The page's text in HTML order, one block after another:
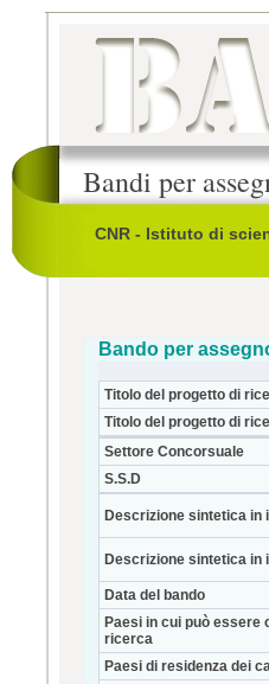
Bandi per
CNR - Istituto di
Bando per
Titolo del progetto di
Titolo del progetto di
Settore Concorsuale
S.S.D
Descrizione sintetica in
Descrizione sintetica in
Data del bando
Paesi in cui può essere
ricerca
Paesi di residenza dei